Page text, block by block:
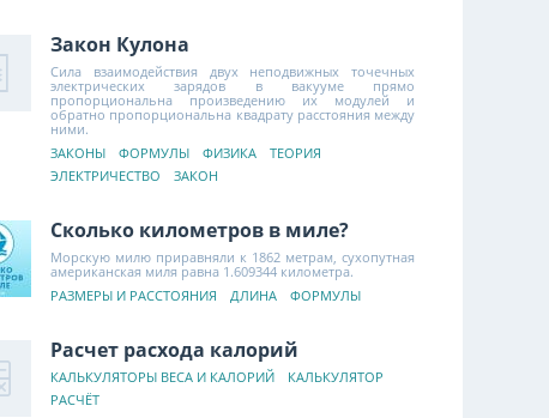
Закон Кулона
Сила взаимодействия двух неподвижных точечных
электрических зарядов в вакууме прямо
пропорциональна произведению их модулей и
обратно пропорциональна квадрату расстояния между
ними.
ЗАКОНЫ
ФОРМУЛЫ ФИЗИКА
ТЕОРИЯ
ЭЛЕКТРИЧЕСТВО
ЗАКОН
Сколько километров в миле?
Морскую милю приравняли к 1862 метрам, сухопутная
американская миля равна 1.609344 километра.
РАЗМЕРЫ И РАССТОЯНИЯ
ДЛИНА ФОРМУЛЫ
Расчет расхода калорий
КАЛЬКУЛЯТОРЫ ВЕСА И КАЛОРИЙ
КАЛЬКУЛЯТОР
РАСЧЁТ